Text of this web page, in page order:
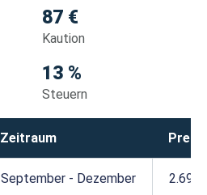
87 €
Kaution
13 %
Steuern
Zeitraum Preis
September - Dezember 2.697